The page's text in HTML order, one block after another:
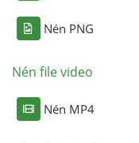
Nén PNG
Nén file video
Nén MP4